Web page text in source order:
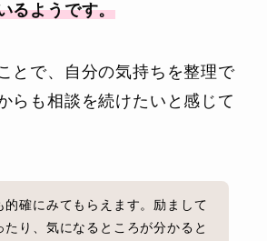
るようです。
とで、自分の気持ちを整理で
らも相談を続けたいと感じて
的確にみてもらえます。励まして
たり、気になるところが分かると